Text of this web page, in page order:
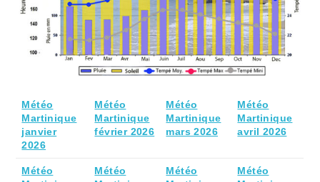
Météo
Martinique
janvier
2026
Météo
Martinique
février 2026
Météo
Martinique
mars 2026
Météo
Martinique
avril 2026
Météo
Météo
Météo
Météo